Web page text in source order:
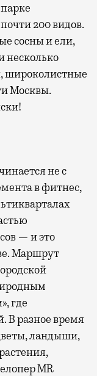
почти 200 видов.
сосны и ели,
несколько
широколистные
Москвы.
не с
в фитнес,
— и это
Маршрут
где
В разное время
ландыши,
MR